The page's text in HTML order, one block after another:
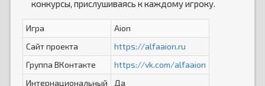
конкурсы, прислушиваясь к каждому игроку.
Игра
Aion
Сайт проекта
https://alfaaion.ru
Группа ВКонтакте
https://vk.com/alfaaion
Интернациональный
Да